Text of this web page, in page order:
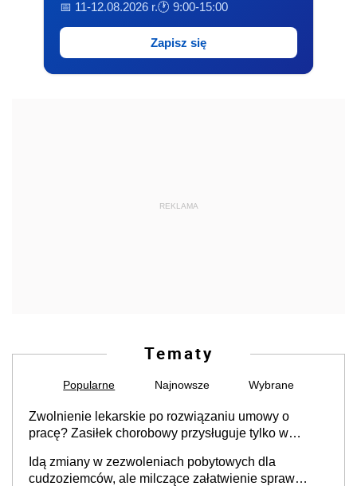
📅 11-12.08.2026 r.🕐 9:00-15:00
Zapisz się
REKLAMA
Tematy
Popularne Najnowsze Wybrane
Zwolnienie lekarskie po rozwiązaniu umowy o
pracę? Zasiłek chorobowy przysługuje tylko w
stosunku pracy
Idą zmiany w zezwoleniach pobytowych dla
cudzoziemców, ale milczące załatwienie spraw